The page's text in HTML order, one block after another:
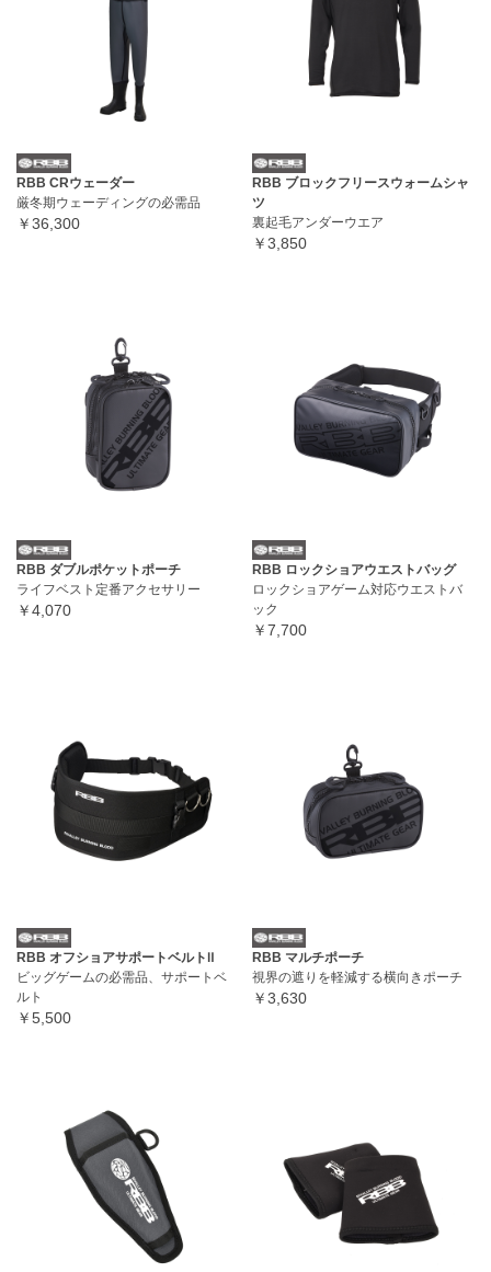
RBB CRウェーダー
厳冬期ウェーディングの必需品
￥36,300
RBB ブロックフリースウォームシャ
ツ
裏起毛アンダーウエア
￥3,850
RBB ダブルポケットポーチ
ライフベスト定番アクセサリー
￥4,070
RBB ロックショアウエストバッグ
ロックショアゲーム対応ウエストバ
ック
￥7,700
RBB オフショアサポートベルトⅡ
ビッグゲームの必需品、サポートベ
ルト
￥5,500
RBB マルチポーチ
視界の遮りを軽減する横向きポーチ
￥3,630